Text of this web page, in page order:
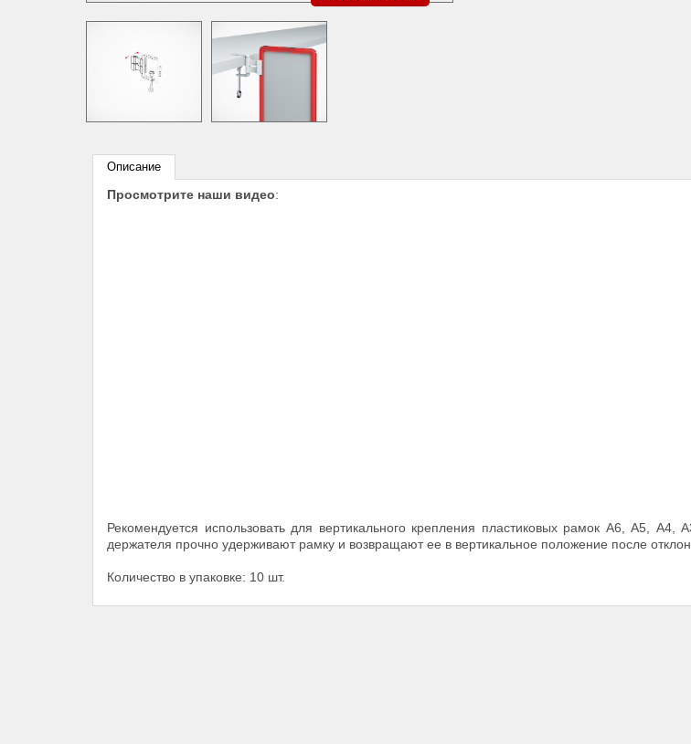
Описание
Просмотрите наши видео:
Рекомендуется использовать для вертикального крепления пластиковых рамок А6, А5, А4,
держателя прочно удерживают рамку и возвращают ее в вертикальное положение после
Количество в упаковке: 10 шт.